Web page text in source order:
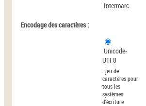
Intermarc
Encodage des caractères :
Unicode-
UTF8
: jeu de
caractères pour
tous les
systèmes
d'écriture